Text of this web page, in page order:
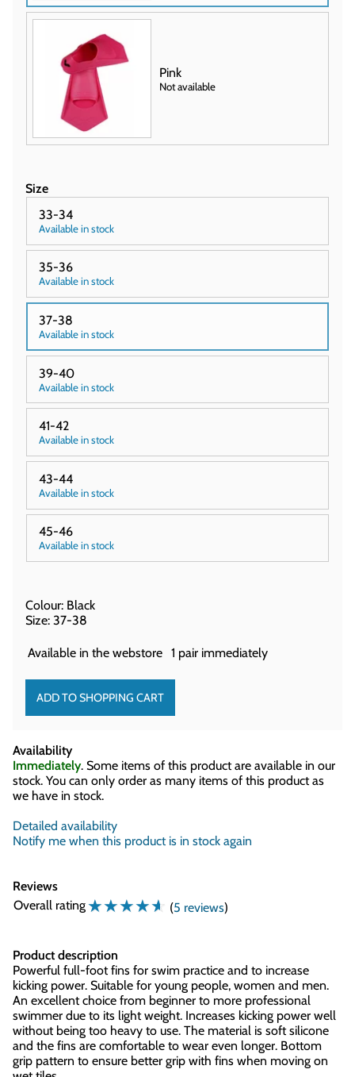
Pink
Not available
Size
33-34
Available in stock
35-36
Available in stock
37-38
Available in stock
39-40
Available in stock
41-42
Available in stock
43-44
Available in stock
45-46
Available in stock
Colour: Black
Size: 37-38
Available in the webstore 1 pair immediately
Availability
Immediately. Some items of this product are available in our
stock. You can only order as many items of this product as
we have in stock.
Detailed availability
Notify me when this product is in stock again
Reviews
Overall rating☆☆☆☆☆ (5 reviews)
Product description
Powerful full-foot fins for swim practice and to increase
kicking power. Suitable for young people, women and men.
An excellent choice from beginner to more professional
swimmer due to its light weight. Increases kicking power well
without being too heavy to use. The material is soft silicone
and the fins are comfortable to wear even longer. Bottom
grip pattern to ensure better grip with fins when moving on